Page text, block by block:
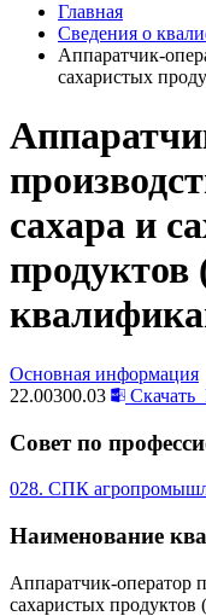
Главная
Сведения о
Аппаратчик-
сахаристых
сахара и
продуктов
Основная информация
22.00300.03
Скачать
Совет по
028. СПК
Наименование
Аппаратчик-оператор
сахаристых